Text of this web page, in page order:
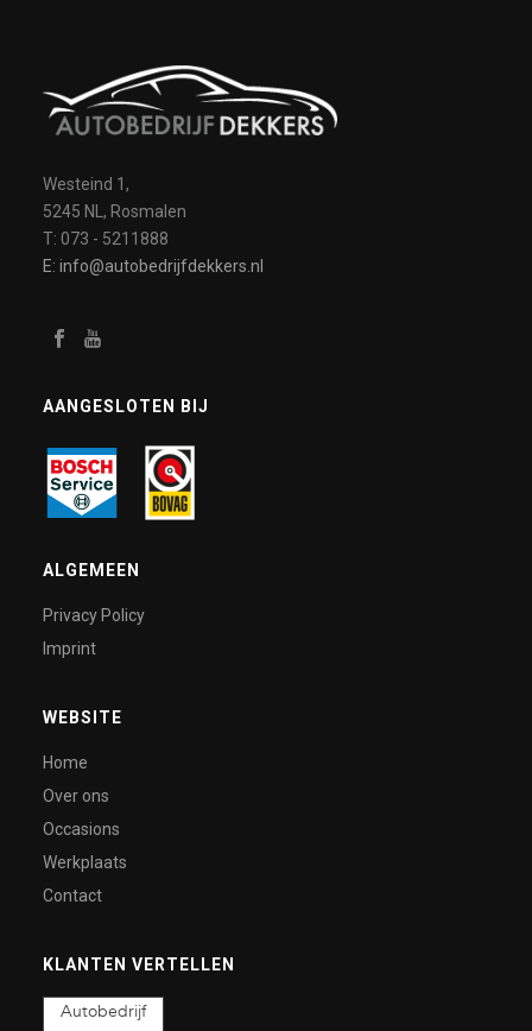
Westeind 1,
5245 NL, Rosmalen
T: 073 - 5211888
E: info@autobedrijfdekkers.nl
AANGESLOTEN BIJ
ALGEMEEN
Privacy Policy
Imprint
WEBSITE
Home
Over ons
Occasions
Werkplaats
Contact
KLANTEN VERTELLEN
Autobedrijf